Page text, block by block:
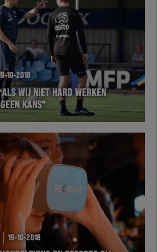
10-2018
WIJ NIET HARD WERKEN
KANS”
19-10-2018